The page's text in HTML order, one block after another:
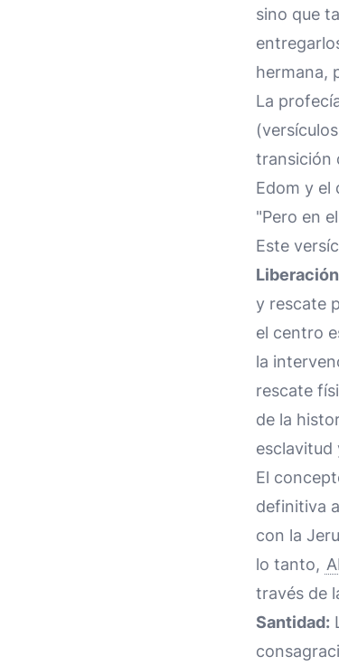
sino que
hermana,
La
transición
Edom y el
"Pero en
Este
y rescate
el centro
la
rescate
de la
esclavitud
El
definitiva
con la
lo tanto,
través de
Santidad: